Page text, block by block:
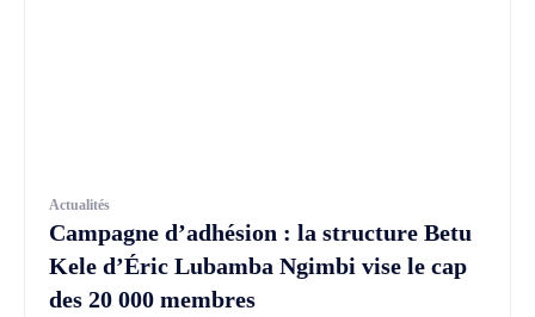
Actualités
Campagne d’adhésion : la structure Betu
Kele d’Éric Lubamba Ngimbi vise le cap
des 20 000 membres